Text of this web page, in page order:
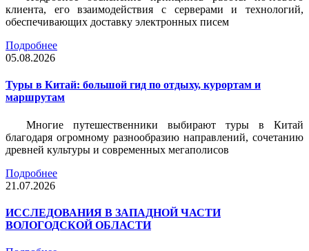
клиента, его взаимодействия с серверами и технологий,
обеспечивающих доставку электронных писем
Подробнее
05.08.2026
Туры в Китай: большой гид по отдыху, курортам и
маршрутам
Многие путешественники выбирают туры в Китай
благодаря огромному разнообразию направлений, сочетанию
древней культуры и современных мегаполисов
Подробнее
21.07.2026
ИССЛЕДОВАНИЯ В ЗАПАДНОЙ ЧАСТИ
ВОЛОГОДСКОЙ ОБЛАСТИ